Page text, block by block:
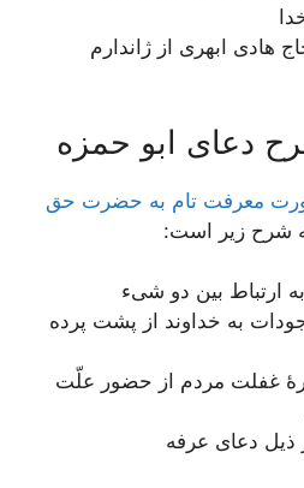
هادی ابهری از ژاندارم
دعای ابو حمزه
معرفت تام به حضرت حق
شرح زیر است:
ارتباط بین دو شیء
به خداوند از پشت پرده
غفلت مردم از حضور علّت
ذیل دعای عرفه